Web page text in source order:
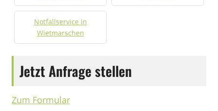
Notfallservice in
Wietmarschen
Jetzt Anfrage stellen
Zum Formular